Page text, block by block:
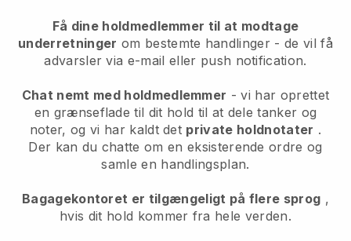
Få dine holdmedlemmer til at modtage
underretninger om bestemte handlinger - de vil få
advarsler via e-mail eller push notification.
Chat nemt med holdmedlemmer - vi har oprettet
en grænseflade til dit hold til at dele tanker og
noter, og vi har kaldt det private holdnotater .
Der kan du chatte om en eksisterende ordre og
samle en handlingsplan.
Bagagekontoret er tilgængeligt på flere sprog ,
hvis dit hold kommer fra hele verden.